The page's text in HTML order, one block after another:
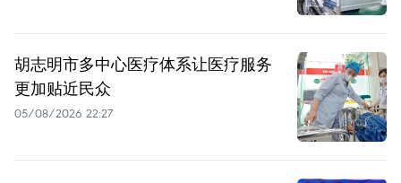
胡志明市多中心医疗体系让医疗服务
更加贴近民众
05/08/2026 22:27